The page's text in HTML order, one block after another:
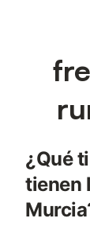
¿Qué
tienen